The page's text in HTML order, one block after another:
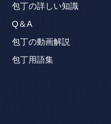
包丁の詳しい知識
Q＆A
包丁の動画解説
包丁用語集